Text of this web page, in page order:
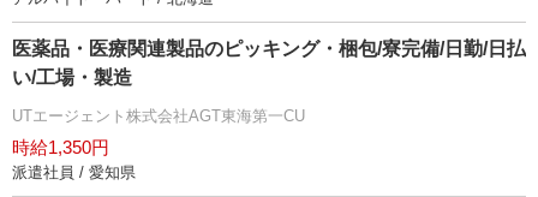
医薬品・医療関連製品のピッキング・梱包/寮完備/日勤/日払
い/工場・製造
UTエージェント株式会社AGT東海第一CU
時給1,350円
派遣社員 / 愛知県